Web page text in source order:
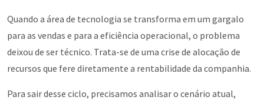
Quando a área de tecnologia se transforma em um gargalo
para as vendas e para a eficiência operacional, o problema
deixou de ser técnico. Trata-se de uma crise de alocação de
recursos que fere diretamente a rentabilidade da companhia.
Para sair desse ciclo, precisamos analisar o cenário atual,